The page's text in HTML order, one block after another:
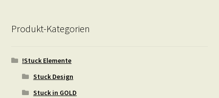
Produkt-Kategorien
!Stuck Elemente
Stuck Design
Stuck in GOLD